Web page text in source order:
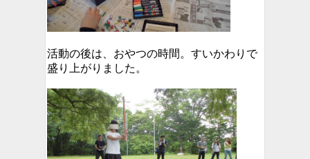
活動の後は、おやつの時間。すいかわりで
盛り上がりました。